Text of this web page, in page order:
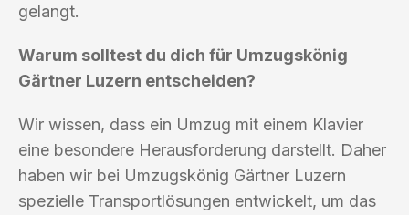
gelangt.
Warum solltest du dich für Umzugskönig
Gärtner Luzern entscheiden?
Wir wissen, dass ein Umzug mit einem Klavier
eine besondere Herausforderung darstellt. Daher
haben wir bei Umzugskönig Gärtner Luzern
spezielle Transportlösungen entwickelt, um das